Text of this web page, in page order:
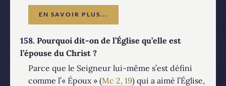
EN SAVOIR PLUS...
158. Pourquoi dit-on de l’Église qu’elle est
l’épouse du Christ ?
Parce que le Seigneur lui-même s’est défini
comme l’« Époux » (Mc 2, 19) qui a aimé l’Église,